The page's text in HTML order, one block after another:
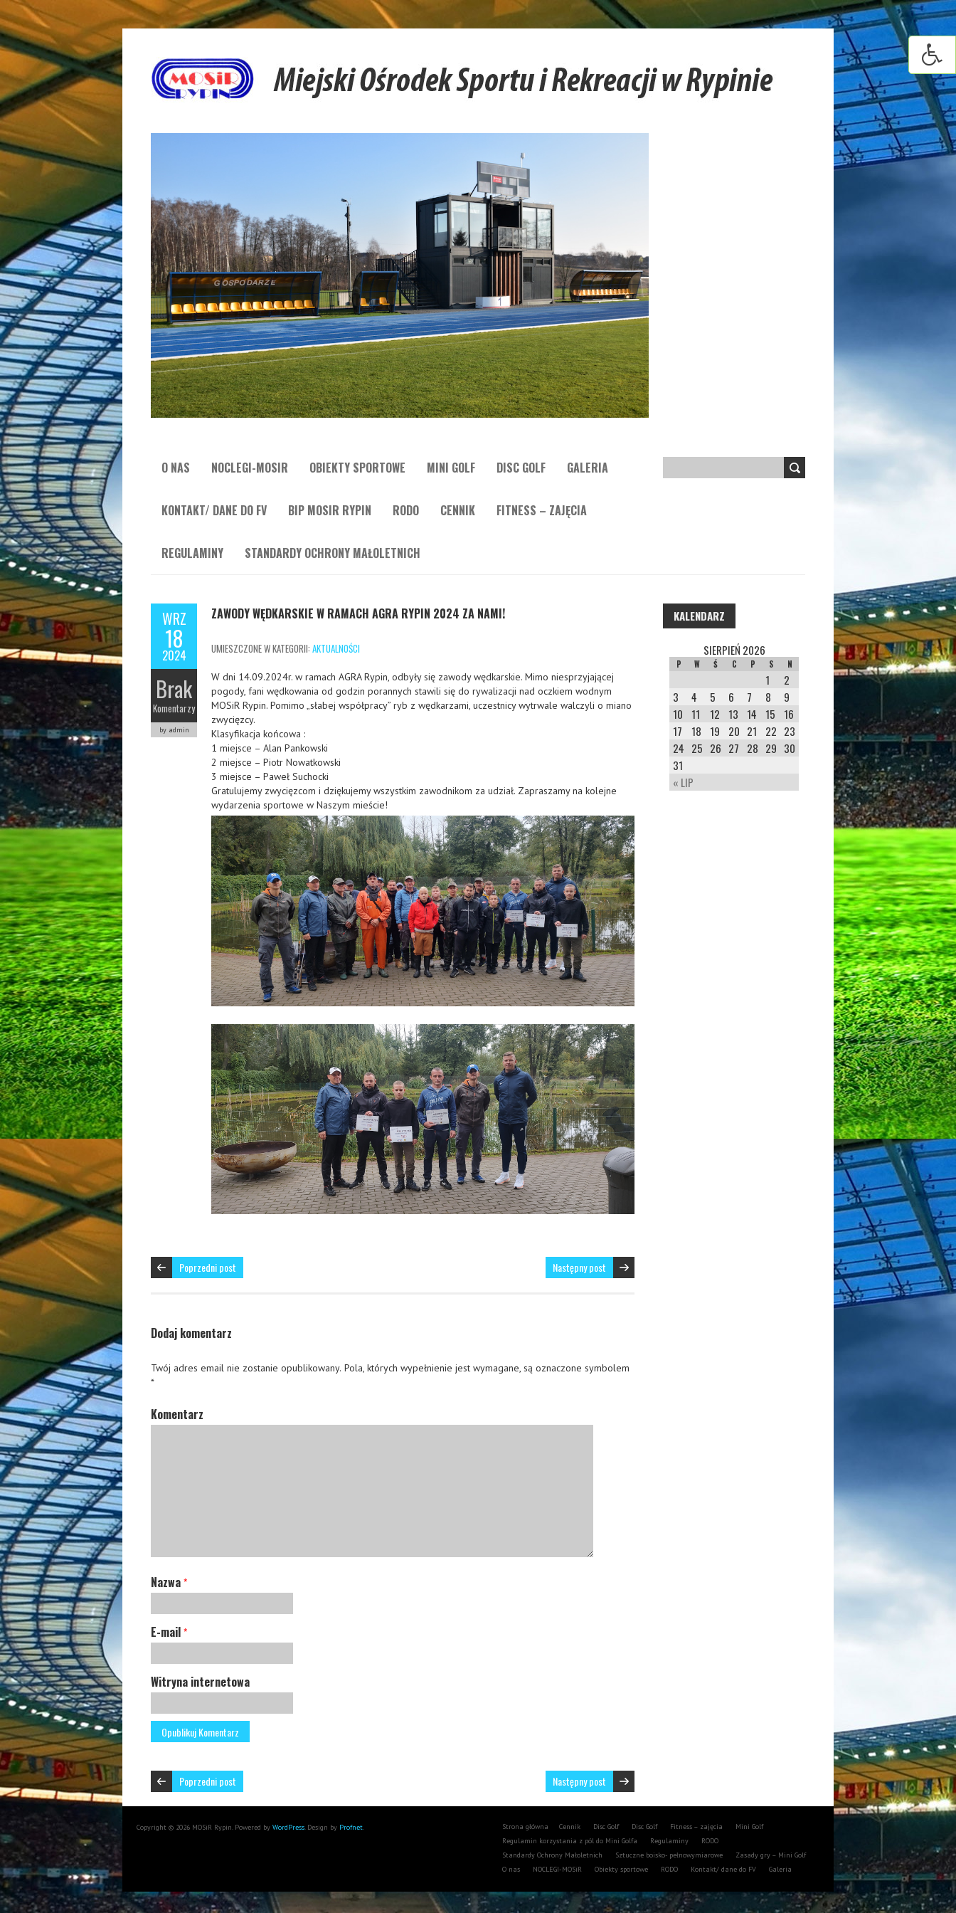
O NAS NOCLEGI-MOSIR OBIEKTY SPORTOWE MINI GOLF DISC GOLF GALERIA
KONTAKT/ DANE DO FV BIP MOSIR RYPIN RODO CENNIK FITNESS – ZAJĘCIA
REGULAMINY STANDARDY OCHRONY MAŁOLETNICH
WRZ
18
2024
Brak
Komentarzy
by admin
ZAWODY WĘDKARSKIE W RAMACH AGRA RYPIN 2024 ZA NAMI!
UMIESZCZONE W KATEGORII: AKTUALNOŚCI
W dni 14.09.2024r. w ramach AGRA Rypin, odbyły się zawody wędkarskie. Mimo niesprzyjającej
pogody, fani wędkowania od godzin porannych stawili się do rywalizacji nad oczkiem wodnym
MOSiR Rypin. Pomimo „słabej współpracy” ryb z wędkarzami, uczestnicy wytrwale walczyli o miano
zwycięzcy.
Klasyfikacja końcowa :
1 miejsce – Alan Pankowski
2 miejsce – Piotr Nowatkowski
3 miejsce – Paweł Suchocki
Gratulujemy zwycięzcom i dziękujemy wszystkim zawodnikom za udział. Zapraszamy na kolejne
wydarzenia sportowe w Naszym mieście!
Poprzedni post Następny post
Dodaj komentarz
Twój adres email nie zostanie opublikowany. Pola, których wypełnienie jest wymagane, są oznaczone symbolem
*
Komentarz
Nazwa *
E-mail *
Witryna internetowa
Poprzedni post Następny post
KALENDARZ
SIERPIEŃ 2026
P W Ś C P S N
« LIP
1
2
3
4 5 6 7 8
9
10
11 12 13 14 15
16
17
18 19 20 21 22 23
24 25 26 27 28 29 30
31
Copyright © 2026 MOSiR Rypin. Powered by WordPress. Design by Profnet. Strona główna Cennik Disc Golf Disc Golf Fitness – zajęcia
Mini Golf
Regulamin korzystania z pól do Mini Golfa
Regulaminy
RODO
Standardy Ochrony Małoletnich
Sztuczne boisko- pełnowymiarowe
Zasady gry – Mini Golf
O nas
NOCLEGI-MOSiR Obiekty sportowe RODO Kontakt/ dane do FV Galeria